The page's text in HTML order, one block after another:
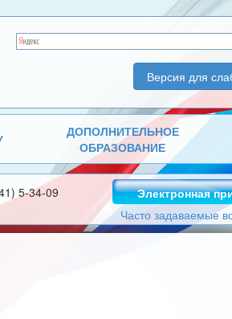
Версия для
ДОПОЛНИТЕЛЬНОЕ
ОБРАЗОВАНИЕ
5-34-09
Электронная
Часто задаваемые